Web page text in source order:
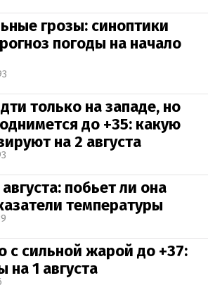
грозы: синоптики
погоды на начало
только на западе, но
до +35: какую
на 2 августа
побьет ли она
температуры
с сильной жарой до +37:
на 1 августа